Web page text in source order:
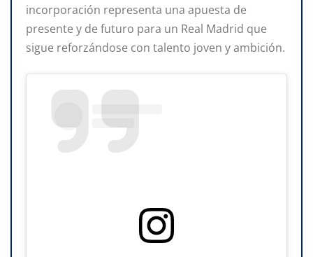
incorporación representa una apuesta de
presente y de futuro para un Real Madrid que
sigue reforzándose con talento joven y ambición.